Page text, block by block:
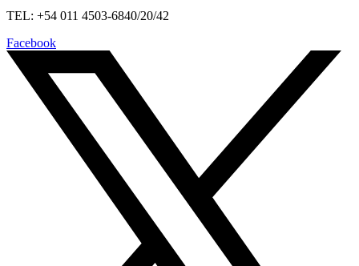
TEL: +54 011 4503-6840/20/42
Facebook